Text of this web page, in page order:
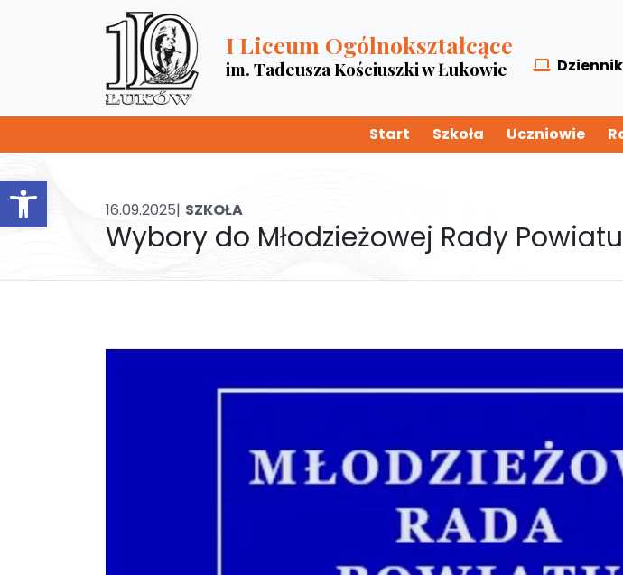
Otwórz pasek narzędzi
I Liceum Ogólnokształcące
im. Tadeusza Kościuszki w Łukowie
Start Szkoła Uczniowie
16.09.2025| SZKOŁA
Wybory do Młodzieżowej Rady